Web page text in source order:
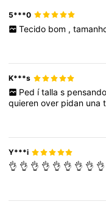
5***0
Tecido bom ,
K***s
Ped ítalla s pensando
quierenover pidan una
Y***i
👌 👌 👌 👌 👌 👌 👌 👌 👌